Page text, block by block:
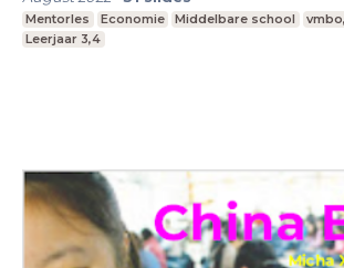
Mentorles Economie Middelbare school
Leerjaar 3,4